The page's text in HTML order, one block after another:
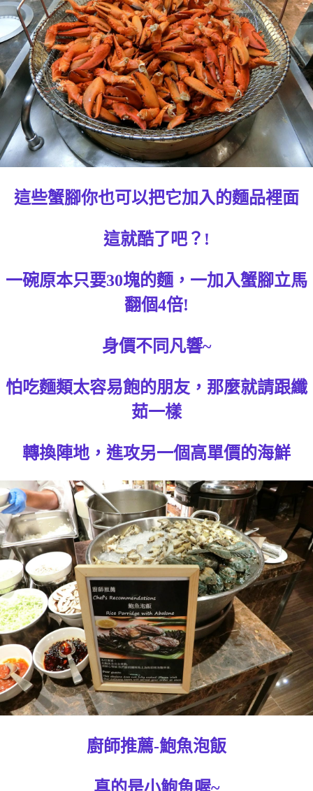
這些蟹腳你也可以把它加入的麵品裡面
這就酷了吧？!
一碗原本只要30塊的麵，一加入蟹腳立馬
翻個4倍!
身價不同凡響~
怕吃麵類太容易飽的朋友，那麼就請跟纖
茹一樣
轉換陣地，進攻另一個高單價的海鮮
廚師推薦-鮑魚泡飯
真的是小鮑魚喔~